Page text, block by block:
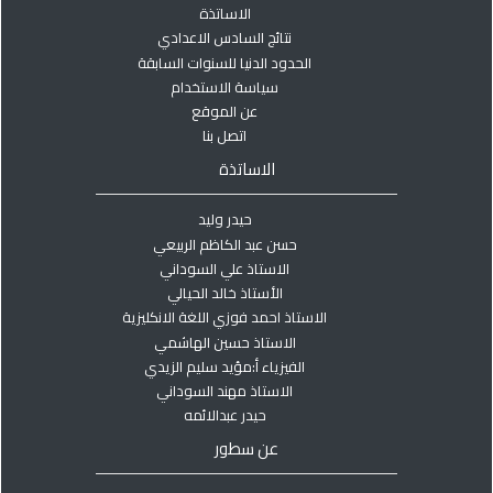
الاساتذة
نتائج السادس الاعدادي
الحدود الدنيا للسنوات السابقة
سياسة الاستخدام
عن الموقع
اتصل بنا
الاساتذة
حيدر وليد
حسن عبد الكاظم الربيعي
الاستاذ علي السوداني
الأستاذ خالد الحيالي
الاستاذ احمد فوزي اللغة الانكليزية
الاستاذ حسين الهاشمي
الفيزياء أ:مؤيد سليم الزيدي
الاستاذ مهند السوداني
حيدر عبدالائمه
عن سطور